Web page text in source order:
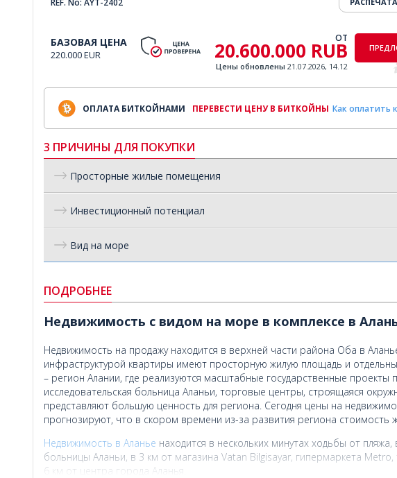
БАЗОВАЯ ЦЕНА
220.000 EUR
ОТ
20.600.000 RUB
Цены обновлены 21.07.2026, 14.12
ОПЛАТА БИТКОЙНАМИ ПЕРЕВЕСТИ ЦЕНУ В БИТКОЙНЫ Как оплатить
3 ПРИЧИНЫ ДЛЯ ПОКУПКИ
Просторные жилые помещения
Инвестиционный потенциал
Вид на море
ПОДРОБНЕЕ
Недвижимость с видом на море в комплексе в
Недвижимость на продажу находится в верхней части района Оба в
инфраструктурой квартиры имеют просторную жилую площадь и
– регион Алании, где реализуются масштабные государственные проекты
исследовательская больница Аланьи, торговые центры, строящаяся
представляют большую ценность для региона. Сегодня цены на
прогнозируют, что в скором времени из-за развития региона стоимость
Недвижимость в Аланье находится в нескольких минутах ходьбы от
больницы Аланьи, в 3 км от магазина Vatan Bilgisayar, гипермаркета
6 км от центра города Аланья.